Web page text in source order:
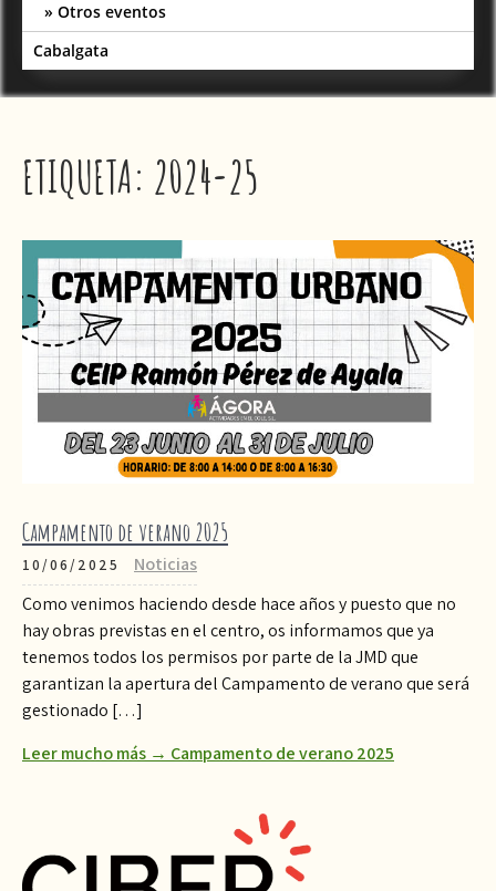
Otros eventos
Cabalgata
ETIQUETA: 2024-25
Campamento de verano 2025
10/06/2025
Noticias
Como venimos haciendo desde hace años y puesto que no
hay obras previstas en el centro, os informamos que ya
tenemos todos los permisos por parte de la JMD que
garantizan la apertura del Campamento de verano que será
gestionado […]
Leer mucho más → Campamento de verano 2025